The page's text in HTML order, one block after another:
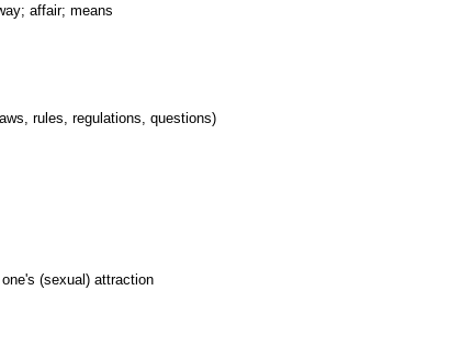
affair; means
rules, regulations, questions)
(sexual) attraction